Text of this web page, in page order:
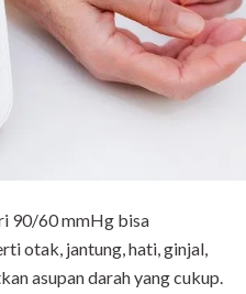
90/60 mmHg bisa
otak, jantung, hati, ginjal,
asupan darah yang cukup.